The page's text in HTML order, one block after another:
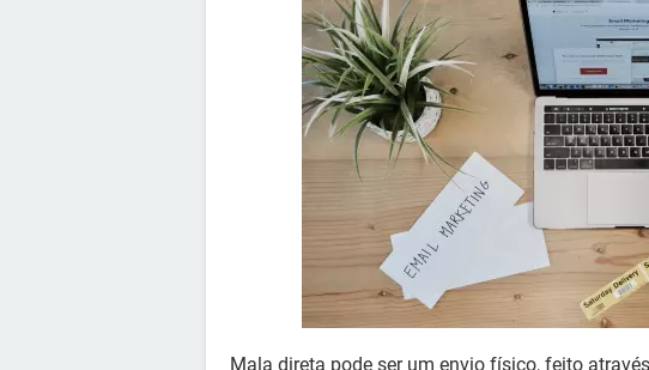
Mala direta pode ser um envio físico, feito